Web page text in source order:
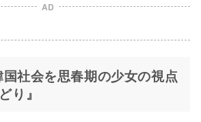
AD
社会を思春期の少女の視点
り』